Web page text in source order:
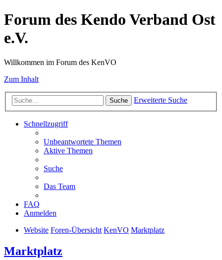
Forum des Kendo Verband Ost
e.V.
Willkommen im Forum des KenVO
Zum Inhalt
Suche Erweiterte Suche
Schnellzugriff
Unbeantwortete Themen
Aktive Themen
Suche
Das Team
FAQ
Anmelden
Website Foren-Übersicht KenVO Marktplatz
Marktplatz